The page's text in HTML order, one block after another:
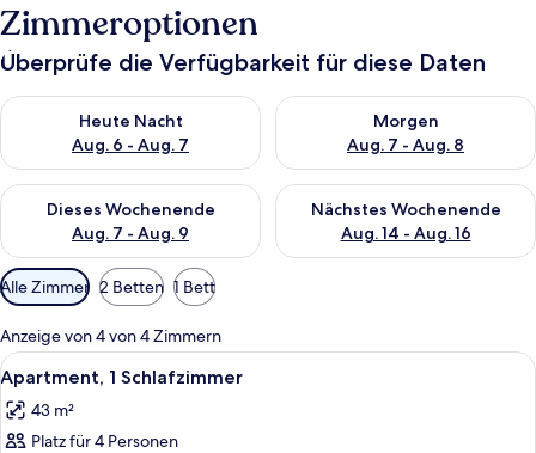
Zimmeroptionen
Überprüfe die Verfügbarkeit für diese Daten
Heute Nacht
Aug. 6 - Aug. 7
Überprüfe die Verfügbarkeit für heute Nacht, Aug. 6 - Aug. 7.
Morgen
Aug. 7 - Aug. 8
Überprüfe die Verfügbarkeit
Dieses Wochenende
Aug. 7 - Aug. 9
Überprüfe die Verfügbarkeit für dieses Wochenende, Aug. 7
Nächstes Wochenende
Aug. 14 - Aug. 16
Überprüfe die Verfügbarkeit
Verfügbare
Filter
für
Zimmer
Alle Zimmer 2 Betten 1 Bett
Anzeige von 4 von 4 Zimmern
Alle
Fotos
für
Apartment,
Ein modernes Wohnzimmer mit
5
Apartment, 1 Schlafzimmer
43 m²
Platz für 4 Personen